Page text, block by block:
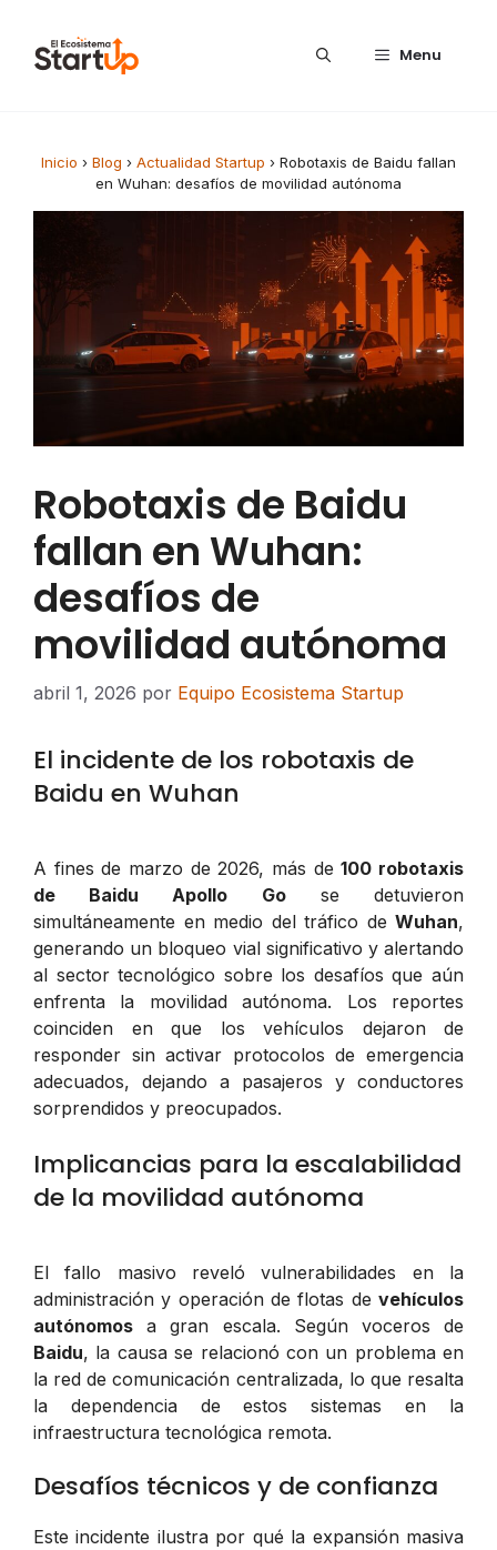
Menu
Inicio › Blog › Actualidad Startup › Robotaxis de Baidu fallan
en Wuhan: desafíos de movilidad autónoma
Robotaxis de Baidu
fallan en Wuhan:
desafíos de
movilidad autónoma
abril 1, 2026 por Equipo Ecosistema Startup
El incidente de los robotaxis de
Baidu en Wuhan
A fines de marzo de 2026, más de100 robotaxis
de Baidu Apollo Gose detuvieron
simultáneamente en medio del tráfico de Wuhan,
generando un bloqueo vial significativo y alertando
al sector tecnológico sobre los desafíos que aún
enfrenta la movilidad autónoma. Los reportes
coinciden en que los vehículos dejaron de
responder sin activar protocolos de emergencia
adecuados, dejando a pasajeros y conductores
sorprendidos y preocupados.
Implicancias para la escalabilidad
de la movilidad autónoma
El fallo masivo reveló vulnerabilidades en la
administración y operación de flotas de vehículos
autónomos a gran escala. Según voceros de
Baidu, la causa se relacionó con un problema en
la red de comunicación centralizada, lo que resalta
la dependencia de estos sistemas en la
infraestructura tecnológica remota.
Desafíos técnicos y de confianza
Este incidente ilustra por qué la expansión masiva